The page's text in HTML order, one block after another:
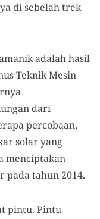
di sebelah trek
adalah hasil
Teknik Mesin
dari
percobaan,
solar yang
menciptakan
tahun 2014.
pintu. Pintu